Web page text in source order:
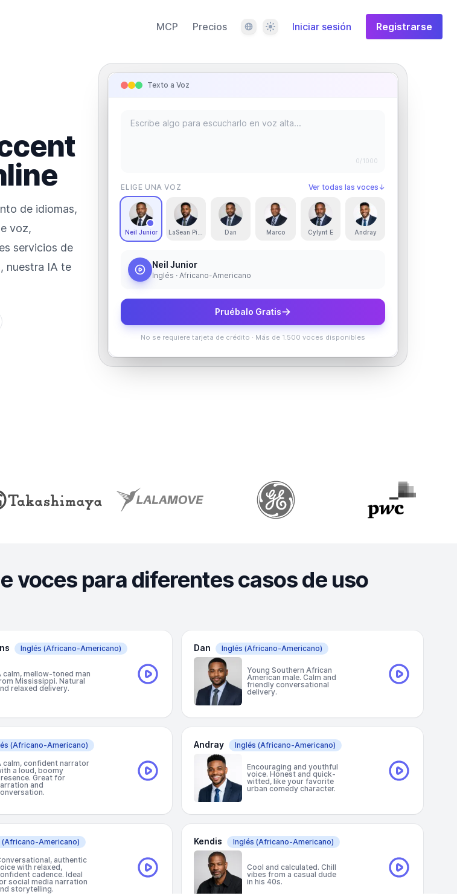
MCP Precios IdiomaTema Iniciar sesión Registrarse
de idiomas,
voz,
servicios de
nuestra IA te
Texto a Voz
0/1000
ELIGE UNA VOZ Ver todas las voces ↓
Neil Junior LaSean Pickens Dan Marco Cylynt E Andray
Neil Junior
Inglés · Africano-Americano
Pruébalo Gratis
No se requiere tarjeta de crédito · Más de 1.500 voces disponibles
voces para diferentes casos de uso
Inglés (Africano-Americano)
calm, mellow-toned man
Mississippi. Natural
relaxed delivery.
Dan Inglés (Africano-Americano)
Young Southern African
American male. Calm and
friendly conversational
delivery.
(Africano-Americano)
calm, confident narrator
a loud, boomy
Great for
and
Andray Inglés (Africano-Americano)
Encouraging and youthful
voice. Honest and quick-
witted, like your favorite
urban comedy character.
(Africano-Americano)
authentic
with relaxed,
cadence. Ideal
social media narration
storytelling.
Kendis Inglés (Africano-Americano)
Cool and calculated. Chill
vibes from a casual dude
in his 40s.